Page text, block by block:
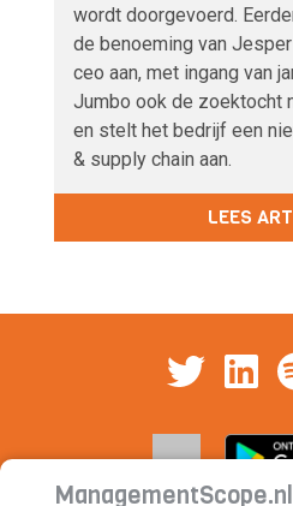
wordt doorgevoerd.
de benoeming van
ceo aan, met ingang van
Jumbo ook de zoektocht
en stelt het bedrijf een
& supply chain aan.
LEES